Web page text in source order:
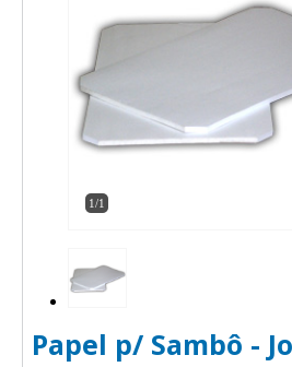
1/1
Papel p/ Sambô -